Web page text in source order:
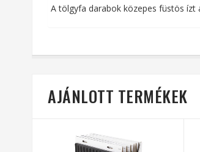
A tölgyfa darabok közepes füstös ízt
AJÁNLOTT TERMÉKEK